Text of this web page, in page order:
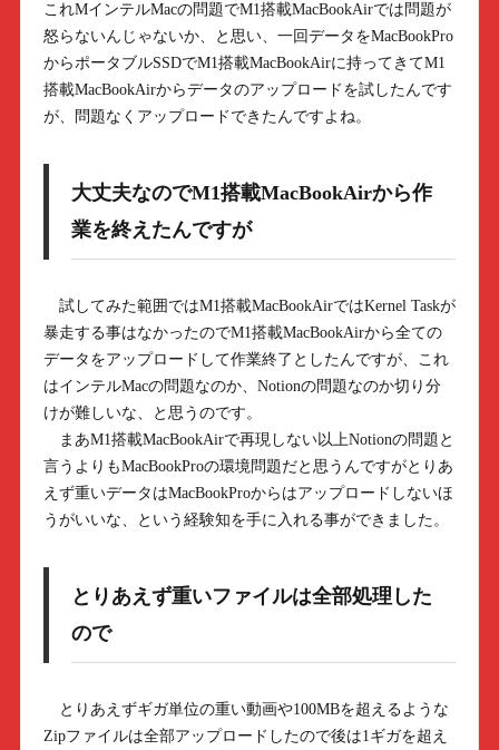
これMインテルMacの問題でM1搭載MacBookAirでは問題が
怒らないんじゃないか、と思い、一回データをMacBookPro
からポータブルSSDでM1搭載MacBookAirに持ってきてM1
搭載MacBookAirからデータのアップロードを試したんです
が、問題なくアップロードできたんですよね。
大丈夫なのでM1搭載MacBookAirから作
業を終えたんですが
試してみた範囲ではM1搭載MacBookAirではKernel Taskが
暴走する事はなかったのでM1搭載MacBookAirから全ての
データをアップロードして作業終了としたんですが、これ
はインテルMacの問題なのか、Notionの問題なのか切り分
けが難しいな、と思うのです。
まあM1搭載MacBookAirで再現しない以上Notionの問題と
言うよりもMacBookProの環境問題だと思うんですがとりあ
えず重いデータはMacBookProからはアップロードしないほ
うがいいな、という経験知を手に入れる事ができました。
とりあえず重いファイルは全部処理した
ので
とりあえずギガ単位の重い動画や100MBを超えるような
Zipファイルは全部アップロードしたので後は1ギガを超え